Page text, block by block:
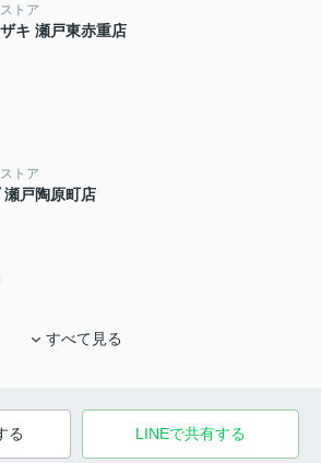
トア
キ 瀬戸東赤重店
トア
瀬戸陶原町店
すべて見る
る LINEで共有する